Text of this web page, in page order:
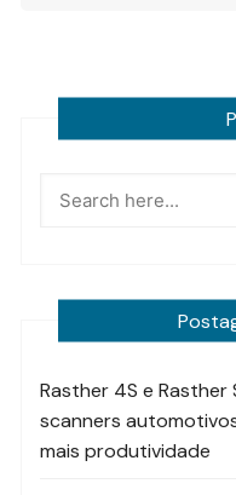
Rasther 4S e Rasther
scanners
mais produtividade